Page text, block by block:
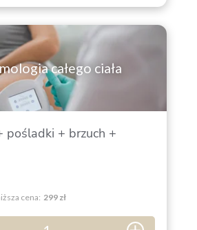
całego ciała
pośladki + brzuch +
cena: 299 zł